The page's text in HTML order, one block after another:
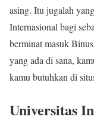
asing. Itu jugalah
Internasional bagi
berminat masuk
yang ada di sana,
kamu butuhkan di
Universitas